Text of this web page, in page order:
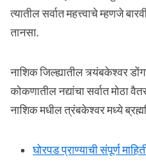
त्यातील सर्वात महत्त्वाचे म्हणजे
तानसा.
नाशिक जिल्ह्यातील त्र्यंबकेश्वर
कोकणातील नद्यांचा सर्वात मोठा
नाशिक मधील त्रंबकेश्वर मध्ये
घोरपड प्राण्याची संपूर्ण